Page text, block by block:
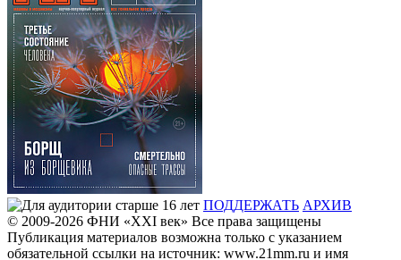
ПОДДЕРЖАТЬ АРХИВ
© 2009-2026 ФHИ «XXI век» Все права защищены
Публикация материалов возможна только с указанием
обязательной ссылки на источник: www.21mm.ru и имя